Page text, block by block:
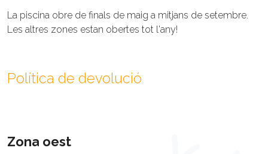
La piscina obre de finals de maig a mitjans de setembre.
Les altres zones estan obertes tot l'any!
Política de devolució
Zona oest